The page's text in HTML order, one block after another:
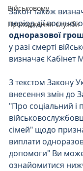
Військовому
Проходження служби
Закон також
період дії
одноразової
у разі смерті
визначає Кабінет
З текстом Закону
внесення змін до
"Про соціальний і
сімей" щодо
виплати
допомоги" Ви
ознайомитися